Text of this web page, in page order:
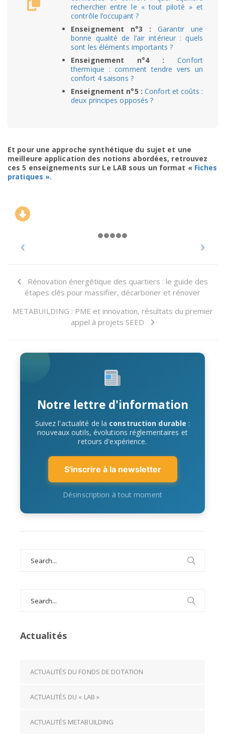
rechercher entre le « tout piloté » et
contrôle l’occupant ?
Enseignement n°3 :
Garantir une
bonne qualité de l’air intérieur : quels
sont les éléments importants ?
Enseignement n°4 :
Confort
thermique : comment tendre vers un
confort 4 saisons ?
Enseignement n°5 : Confort et coûts :
deux principes opposés ?
Et pour une approche synthétique du sujet et une
meilleure application des notions abordées, retrouvez
ces 5 enseignements sur Le LAB sous un format « Fiches
pratiques ».
Rénovation énergétique des quartiers : le guide des
étapes clés pour massifier, décarboner et rénover
METABUILDING : PME et innovation, résultats du premier
appel à projets SEED
Notre lettre d'information
Suivez l'actualité de la construction durable :
nouveaux outils, évolutions réglementaires et
retours d'expérience.
S'inscrire à la newsletter
Désinscription à tout moment
Actualités
ACTUALITÉS DU FONDS DE DOTATION
ACTUALITÉS DU « LAB »
ACTUALITÉS METABUILDING